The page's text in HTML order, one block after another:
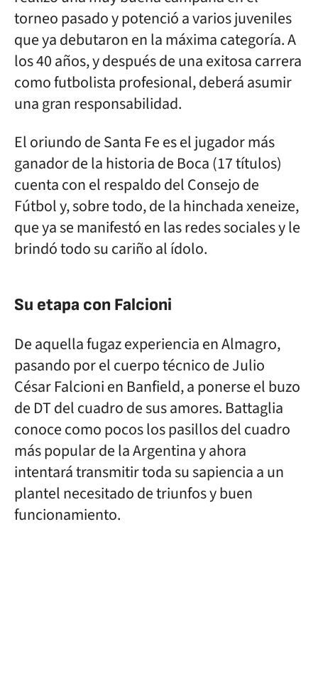
torneo pasado y potenció a varios juveniles
que ya debutaron en la máxima categoría. A
los 40 años, y después de una exitosa carrera
como futbolista profesional, deberá asumir
una gran responsabilidad.
El oriundo de Santa Fe es el jugador más
ganador de la historia de Boca (17 títulos)
cuenta con el respaldo del Consejo de
Fútbol y, sobre todo, de la hinchada xeneize,
que ya se manifestó en las redes sociales y le
brindó todo su cariño al ídolo.
Su etapa con Falcioni
De aquella fugaz experiencia en Almagro,
pasando por el cuerpo técnico de Julio
César Falcioni en Banfield, a ponerse el buzo
de DT del cuadro de sus amores. Battaglia
conoce como pocos los pasillos del cuadro
más popular de la Argentina y ahora
intentará transmitir toda su sapiencia a un
plantel necesitado de triunfos y buen
funcionamiento.